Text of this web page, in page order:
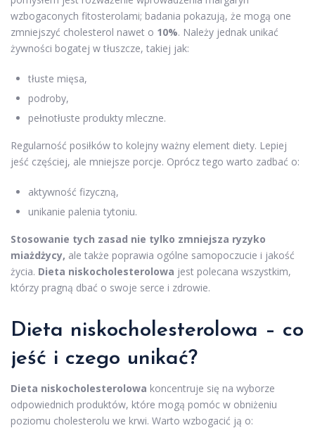
wzbogaconych fitosterolami; badania pokazują, że mogą one
zmniejszyć cholesterol nawet o 10%. Należy jednak unikać
żywności bogatej w tłuszcze, takiej jak:
tłuste mięsa,
podroby,
pełnotłuste produkty mleczne.
Regularność posiłków to kolejny ważny element diety. Lepiej
jeść częściej, ale mniejsze porcje. Oprócz tego warto zadbać o:
aktywność fizyczną,
unikanie palenia tytoniu.
Stosowanie tych zasad nie tylko zmniejsza ryzyko
miażdżycy, ale także poprawia ogólne samopoczucie i jakość
życia. Dieta niskocholesterolowa jest polecana wszystkim,
którzy pragną dbać o swoje serce i zdrowie.
Dieta niskocholesterolowa – co
jeść i czego unikać?
Dieta niskocholesterolowa koncentruje się na wyborze
odpowiednich produktów, które mogą pomóc w obniżeniu
poziomu cholesterolu we krwi. Warto wzbogacić ją o: